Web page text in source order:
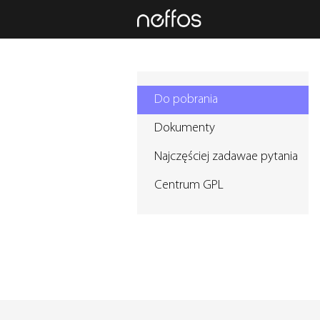
Do pobrania
Dokumenty
Najczęściej zadawae pytania
Centrum GPL